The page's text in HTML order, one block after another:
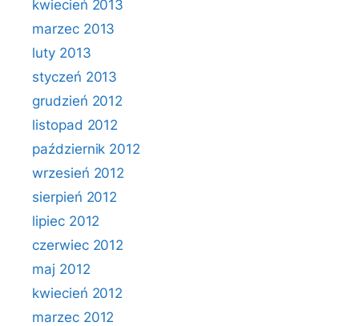
kwiecień 2013
marzec 2013
luty 2013
styczeń 2013
grudzień 2012
listopad 2012
październik 2012
wrzesień 2012
sierpień 2012
lipiec 2012
czerwiec 2012
maj 2012
kwiecień 2012
marzec 2012